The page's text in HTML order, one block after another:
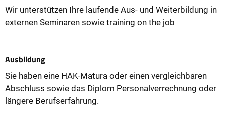
Wir unterstützen Ihre laufende Aus- und Weiterbildung in
externen Seminaren sowie training on the job
Ausbildung
Sie haben eine HAK-Matura oder einen vergleichbaren
Abschluss sowie das Diplom Personalverrechnung oder
längere Berufserfahrung.